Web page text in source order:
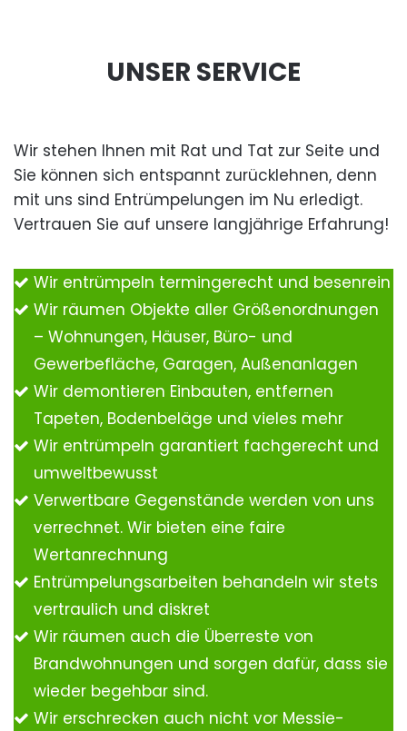
UNSER SERVICE
Wir stehen Ihnen mit Rat und Tat zur Seite und
Sie können sich entspannt zurücklehnen, denn
mit uns sind Entrümpelungen im Nu erledigt.
Vertrauen Sie auf unsere langjährige Erfahrung!
Wir entrümpeln termingerecht und besenrein
Wir räumen Objekte aller Größenordnungen
– Wohnungen, Häuser, Büro- und
Gewerbefläche, Garagen, Außenanlagen
Wir demontieren Einbauten, entfernen
Tapeten, Bodenbeläge und vieles mehr
Wir entrümpeln garantiert fachgerecht und
umweltbewusst
Verwertbare Gegenstände werden von uns
verrechnet. Wir bieten eine faire
Wertanrechnung
Entrümpelungsarbeiten behandeln wir stets
vertraulich und diskret
Wir räumen auch die Überreste von
Brandwohnungen und sorgen dafür, dass sie
wieder begehbar sind.
Wir erschrecken auch nicht vor Messie-